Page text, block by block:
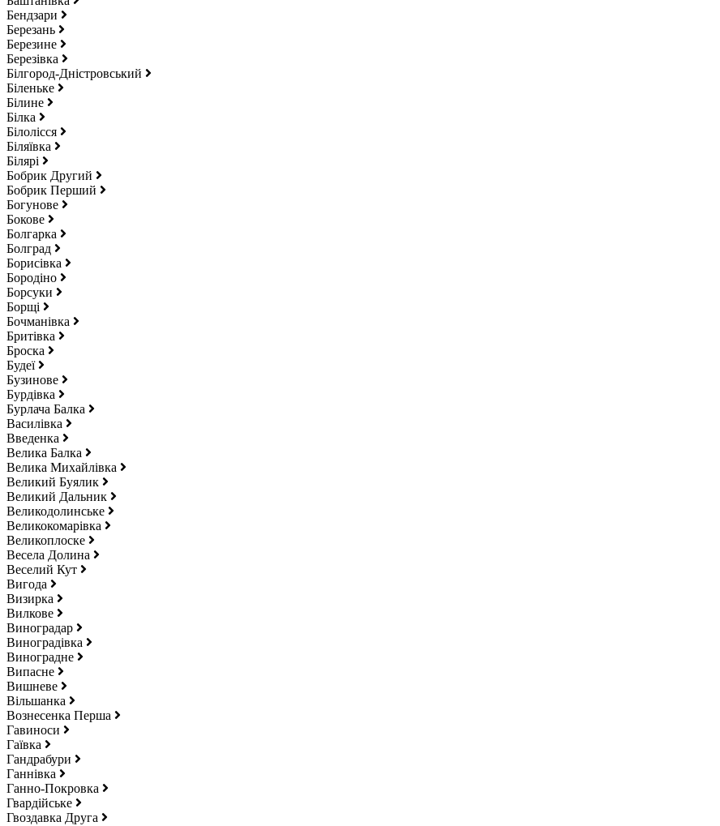
Бендзари
Березань
Березине
Березівка
Білгород-Дністровський
Біленьке
Білине
Білка
Білолісся
Біляївка
Білярі
Бобрик Другий
Бобрик Перший
Богунове
Бокове
Болгарка
Болград
Борисівка
Бородіно
Борсуки
Борщі
Бочманівка
Бритівка
Броска
Будеї
Бузинове
Бурдівка
Бурлача Балка
Василівка
Введенка
Велика Балка
Велика Михайлівка
Великий Буялик
Великий Дальник
Великодолинське
Великокомарівка
Великоплоске
Весела Долина
Веселий Кут
Вигода
Визирка
Вилкове
Виноградар
Виноградівка
Виноградне
Випасне
Вишневе
Вільшанка
Вознесенка Перша
Гавиноси
Гаївка
Гандрабури
Ганнівка
Ганно-Покровка
Гвардійське
Гвоздавка Друга